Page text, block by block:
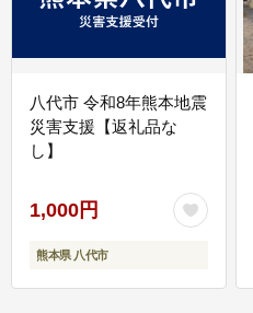
八代市 令和8年熊本地震
災害支援【返礼品な
し】
1,000円
熊本県 八代市